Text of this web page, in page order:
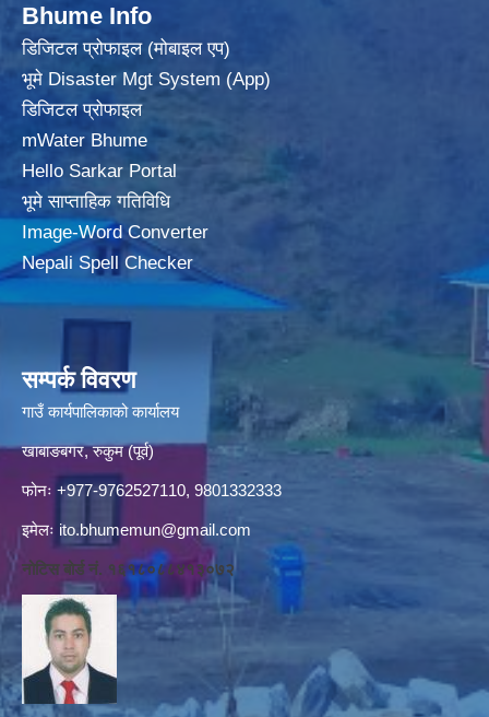
Bhume Info
डिजिटल प्रोफाइल (मोबाइल एप)
भूमे Disaster Mgt System (App)
डिजिटल प्रोफाइल
mWater Bhume
Hello Sarkar Portal
भूमे साप्ताहिक गतिविधि
Image-Word Converter
Nepali Spell Checker
सम्पर्क विवरण
गाउँ कार्यपालिकाको कार्यालय
खाबाङबगर, रुकुम (पूर्व)
फोनः +977-9762527110, 9801332333
इमेलः ito.bhumemun@gmail.com
नोटिस बोर्ड नं. १६१८०८८४१३०७२